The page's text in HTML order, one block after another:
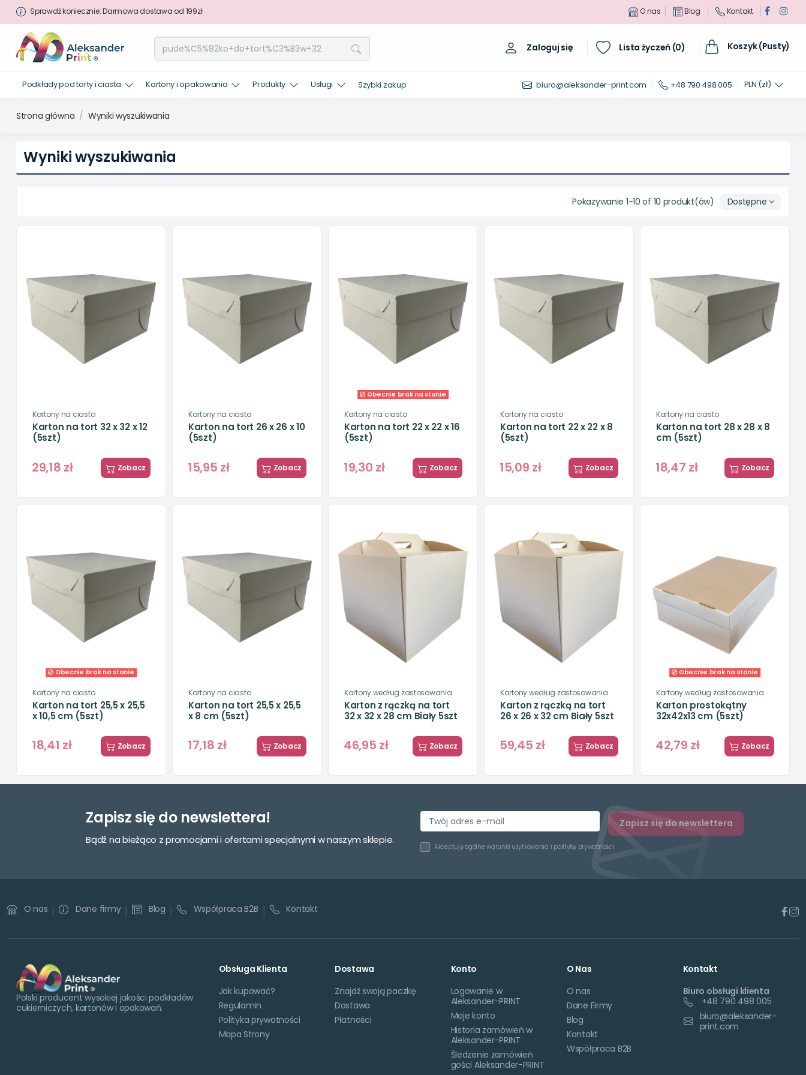
Sprawdź koniecznie: Darmowa dostawa od 199zł O nas Blog Kontakt
Zaloguj się Lista życzeń (0) Koszyk (Pusty)
Podkłady pod torty i ciasta Kartony i opakowania Produkty Usługi Szybki zakup biuro@aleksander-print.com +48 790 498 005 PLN (zł)
Strona główna Wyniki wyszukiwania
Wyniki wyszukiwania
Pokazywanie 1-10 of 10 produkt(ów) Dostępne
Kartony na ciasto
Karton na tort 32 x 32 x 12
(5szt)
29,18 zł Zobacz
Kartony na ciasto
Karton na tort 26 x 26 x 10
(5szt)
15,95 zł Zobacz
Obecnie brak na stanie
Kartony na ciasto
Karton na tort 22 x 22 x 16
(5szt)
19,30 zł Zobacz
Kartony na ciasto
Karton na tort 22 x 22 x 8
(5szt)
15,09 zł Zobacz
Kartony na ciasto
Karton na tort 28 x 28 x 8
cm (5szt)
18,47 zł Zobacz
Obecnie brak na stanie
Kartony na ciasto
Karton na tort 25,5 x 25,5
x 10,5 cm (5szt)
18,41 zł Zobacz
Kartony na ciasto
Karton na tort 25,5 x 25,5
x 8 cm (5szt)
17,18 zł Zobacz
Kartony według zastosowania
Karton z rączką na tort
32 x 32 x 28 cm Biały 5szt
46,95 zł Zobacz
Kartony według zastosowania
Karton z rączką na tort
26 x 26 x 32 cm Biały 5szt
59,45 zł Zobacz
Obecnie brak na stanie
Kartony według zastosowania
Karton prostokątny
32x42x13 cm (5szt)
42,79 zł Zobacz
Zapisz się do newslettera!
Bądź na bieżąco z promocjami i ofertami specjalnymi w naszym sklepie.
Zapisz się do newslettera
Akceptujęogólne warunki użytkowania i politykę prywatności
O nas Dane firmy Blog Współpraca B2B Kontakt
Polski producent wysokiej jakości podkładów
cukierniczych, kartonów i opakowań.
Obsługa Klienta
Jak kupować?
Regulamin
Polityka prywatności
Mapa Strony
Dostawa
Znajdź swoją paczkę
Dostawa
Płatności
Konto
Logowanie w
Aleksander-PRINT
Moje konto
Historia zamówień w
Aleksander-PRINT
Śledzenie zamówień
gości Aleksander-PRINT
O Nas
O nas
Dane Firmy
Blog
Kontakt
Współpraca B2B
Kontakt
Biuro obsługi klienta
+48 790 498 005
biuro@aleksander-
print.com